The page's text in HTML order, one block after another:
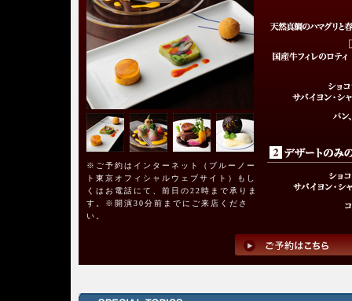
※ご予約はインターネット（ブルーノー
ト東京オフィシャルウェブサイト）もし
くはお電話にて、前日の22時まで承りま
す。※開演30分前までにご来店くださ
い。